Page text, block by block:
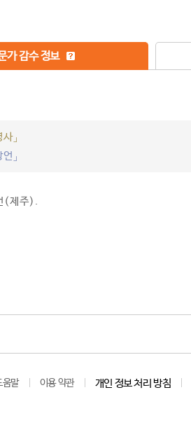
가 감수 정보
사」
언」
(제주).
움말 이용 약관 개인 정보 처리 방침